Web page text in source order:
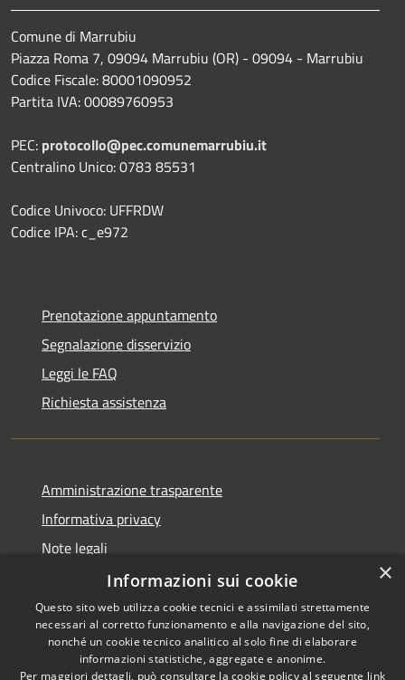
Comune di Marrubiu
Piazza Roma 7, 09094 Marrubiu (OR) - 09094 - Marrubiu
Codice Fiscale: 80001090952
Partita IVA: 00089760953
PEC: protocollo@pec.comunemarrubiu.it
Centralino Unico: 0783 85531
Codice Univoco: UFFRDW
Codice IPA: c_e972
Prenotazione appuntamento
Segnalazione disservizio
Leggi le FAQ
Richiesta assistenza
Amministrazione trasparente
Informativa privacy
Note legali
Dichiarazione di accessibilità
RSS
Copyright © 2026 • Comune di
×
Informazioni sui cookie
Questo sito web utilizza cookie tecnici e assimilati strettamente
necessari al corretto funzionamento e alla navigazione del sito,
nonché un cookie tecnico analitico al solo fine di elaborare
informazioni statistiche, aggregate e anonime.
Per maggiori dettagli, può consultare la cookie policy al seguente link